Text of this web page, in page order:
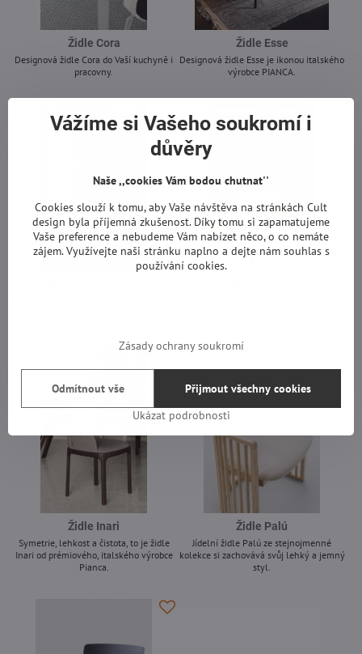
Židle Cora
Designová židle Cora do Vaší kuchyně i
pracovny.
Židle Esse
Designová židle Esse je ikonou italského
výrobce PIANCA.
Židle Inari
Symetrie, lehkost a čistota, to je židle
Inari od prémiového, italského výrobce
Pianca.
Židle Palú
Jídelní židle Palú ze stejnojmenné
kolekce si zachovává svůj lehký a jemný
styl.
Vážíme si Vašeho soukromí i
důvěry
Naše ,,cookies Vám bodou chutnat''
Cookies slouží k tomu, aby Vaše návštěva na stránkách Cult
design byla příjemná zkušenost. Díky tomu si zapamatujeme
Vaše preference a nebudeme Vám nabízet něco, o co nemáte
zájem. Využívejte naši stránku naplno a dejte nám souhlas s
používání cookies.
Zásady ochrany soukromí
Ukázat podrobnosti
Přijmout všechny cookies
Odmítnout vše